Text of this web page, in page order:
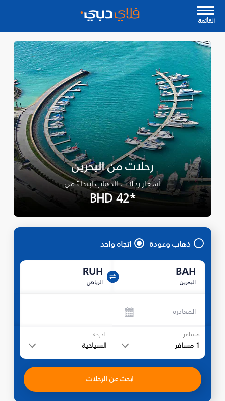
القأئمة
رحلات من البحرين
أسعار رحلات الذهاب ابتداءً من
*BHD 42
ذهاب وعودة اتجاه واحد
BAH
البحرين
RUH
الرياض
المغادرة
مسافر
1 مسافر
الدرجة
السياحية
ابحث عن الرحلات